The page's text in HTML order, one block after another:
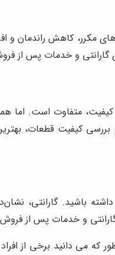
مکرر، کاهش راندمان و
گارانتی و خدمات پس از
متفاوت است. اما
کیفیت قطعات،
باشید. گارانتی،
و خدمات پس از فروش
که می دانید برخی از